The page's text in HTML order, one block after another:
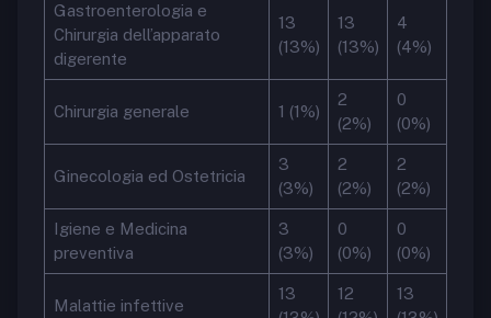
Gastroenterologia e
Chirurgia dell’apparato
digerente
13
(13%)
13
(13%)
4
(4%)
Chirurgia generale 1 (1%)
2
(2%)
0
(0%)
Ginecologia ed Ostetricia
3
(3%)
2
(2%)
2
(2%)
Igiene e Medicina
preventiva
3
(3%)
0
(0%)
0
(0%)
Malattie infettive
13
12
13